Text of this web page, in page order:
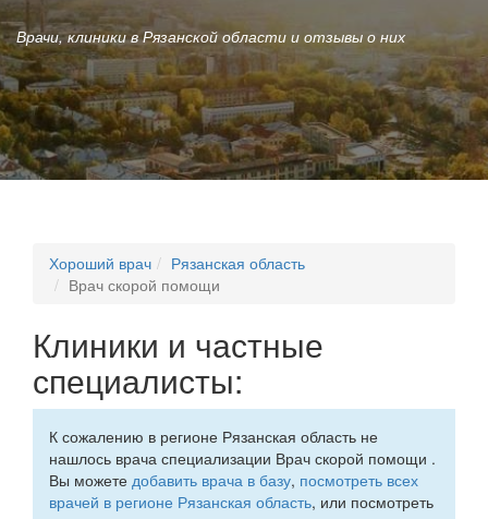
Врачи, клиники в Рязанской области и отзывы о них
Хороший врач
Рязанская область
Врач скорой помощи
Клиники и частные
специалисты:
К сожалению в регионе Рязанская область не
нашлось врача специализации Врач скорой помощи .
Вы можете добавить врача в базу, посмотреть всех
врачей в регионе Рязанская область, или посмотреть